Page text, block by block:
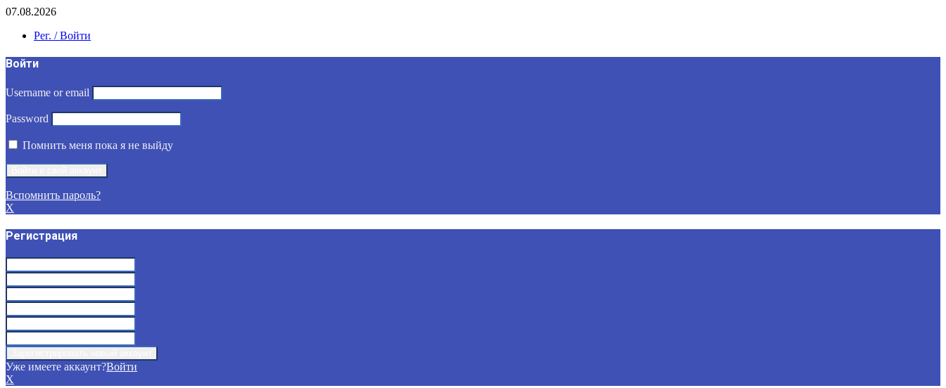
07.08.2026
Рег. / Войти
Войти
Username or email
Password
Помнить меня пока я не выйду
Вспомнить пароль?
X
Регистрация
Уже имеете аккаунт?Войти
X